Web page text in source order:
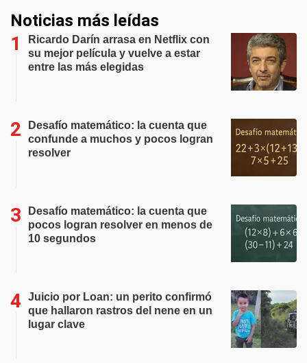
Noticias más leídas
Ricardo Darín arrasa en Netflix con
su mejor película y vuelve a estar
entre las más elegidas
Desafío matemático: la cuenta que
confunde a muchos y pocos logran
resolver
Desafío matemático: la cuenta que
pocos logran resolver en menos de
10 segundos
Juicio por Loan: un perito confirmó
que hallaron rastros del nene en un
lugar clave